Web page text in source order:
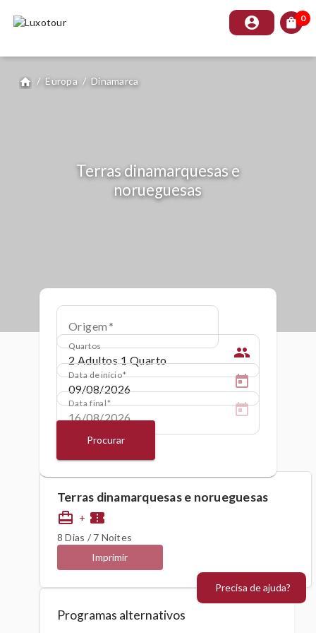
account_circle shopping_bag 0
home / Europa / Dinamarca
Terras dinamarquesas e
norueguesas
Origem
Quartos people
Data de início
Data final
Procurar
Programas alternativos
Terras dinamarquesas e norueguesas
card_travel + confirmation_number
8 Dias / 7 Noites
Imprimir
Precisa de ajuda?